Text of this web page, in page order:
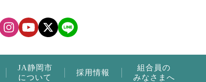
JA静岡市
について
採用情報
組合員の
みなさまへ